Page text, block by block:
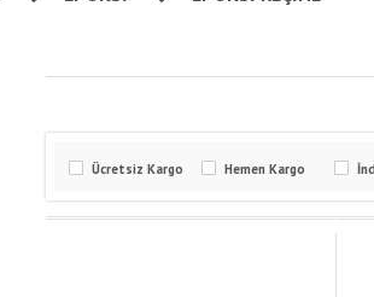
Ücretsiz Kargo Hemen Kargo